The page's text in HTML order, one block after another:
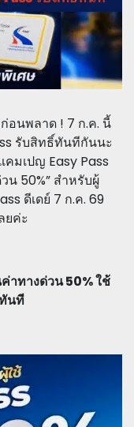
อนพลาด ! 7 ก.ค. นี้
รับสิทธิ์ทันทีกันนะ
คมเปญ Easy Pass
น 50%” สำหรับผู้
ดีเดย์ 7 ก.ค. 69
ยค่ะ
าทางด่วน 50% ใช้
นที